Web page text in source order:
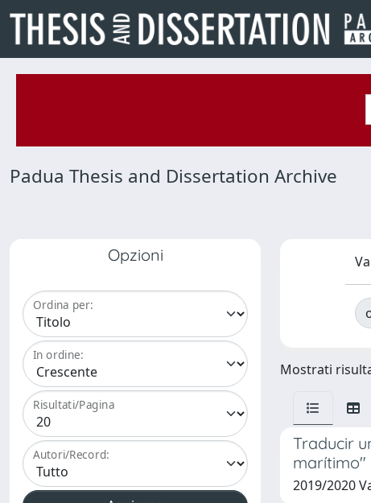
Padua Thesis and Dissertation Archive
Opzioni
Ordina per:
In ordine:
Risultati/Pagina
Autori/Record:
Mostrati
Traducir
marítimo"
2019/2020